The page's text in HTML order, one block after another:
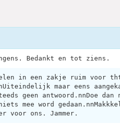
Bedankt en tot ziens.
in een zakje ruim voor
maar eens
geen antwoord.nnDoe
mee word
voor ons. Jammer.